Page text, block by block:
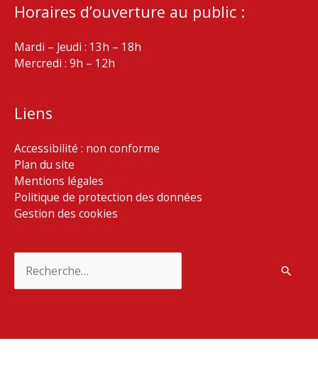
Horaires d’ouverture au public :
Mardi – Jeudi : 13h – 18h
Mercredi : 9h – 12h
Liens
Accessibilité : non conforme
Plan du site
Mentions légales
Politique de protection des données
Gestion des cookies